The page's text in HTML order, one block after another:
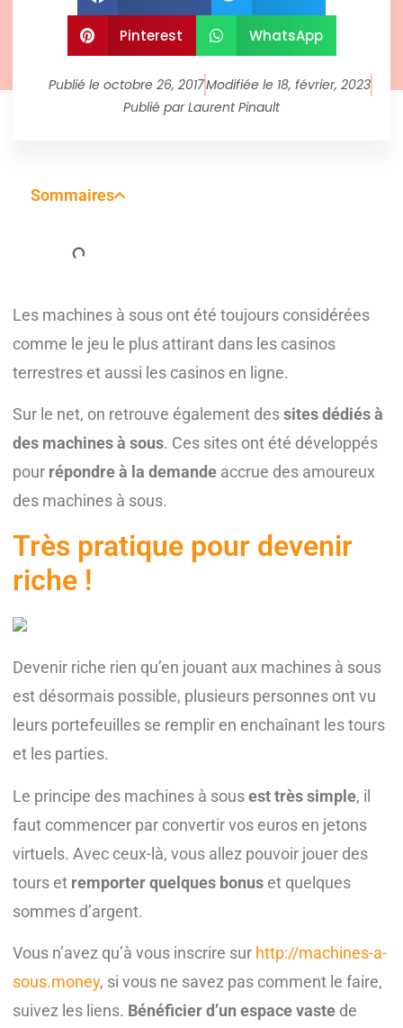
Pinterest WhatsApp
Publié le octobre 26, 2017Modifiée le 18, février, 2023
Publié parLaurent Pinault
Sommaires
Les machines à sous ont été toujours considérées
comme le jeu le plus attirant dans les casinos
terrestres et aussi les casinos en ligne.
Sur le net, on retrouve également dessites dédiés à
des machines à sous. Ces sites ont été développés
pour répondre à la demande accrue des amoureux
des machines à sous.
Très pratique pour devenir
riche !
Devenir riche rien qu’en jouant aux machines à sous
est désormais possible, plusieurs personnes ont vu
leurs portefeuilles se remplir en enchaînant les tours
et les parties.
Le principe des machines à sousest très simple, il
faut commencer par convertir vos euros en jetons
virtuels. Avec ceux-là, vous allez pouvoir jouer des
tours et remporter quelques bonus et quelques
sommes d’argent.
Vous n’avez qu’à vous inscrire sur http://machines-a-
sous.money, si vous ne savez pas comment le faire,
suivez les liens. Bénéficier d’un espace vaste de